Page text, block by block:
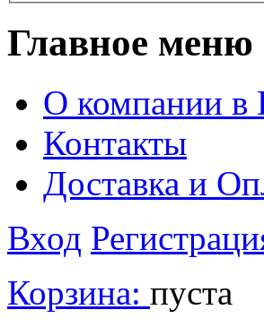
Главное меню
О компании в
Контакты
Доставка и
Вход
Корзина: пуста